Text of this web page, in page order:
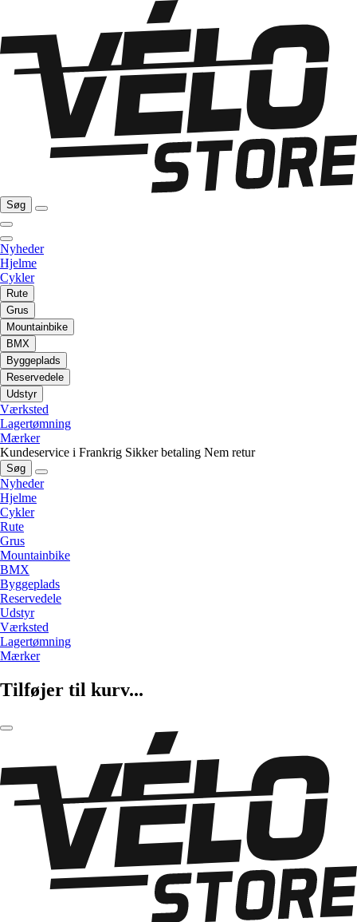
Søg
Nyheder
Hjelme
Cykler
Rute
Grus
Mountainbike
BMX
Byggeplads
Reservedele
Udstyr
Værksted
Lagertømning
Mærker
Kundeservice i Frankrig Sikker betaling Nem retur
Søg
Nyheder
Hjelme
Cykler
Rute
Grus
Mountainbike
BMX
Byggeplads
Reservedele
Udstyr
Værksted
Lagertømning
Mærker
Tilføjer til kurv...